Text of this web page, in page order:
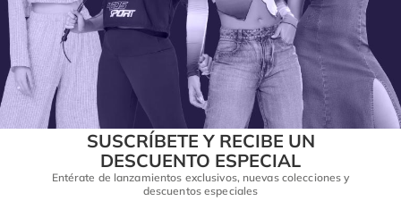
SUSCRÍBETE Y RECIBE UN
DESCUENTO ESPECIAL
Entérate de lanzamientos exclusivos, nuevas colecciones y
descuentos especiales